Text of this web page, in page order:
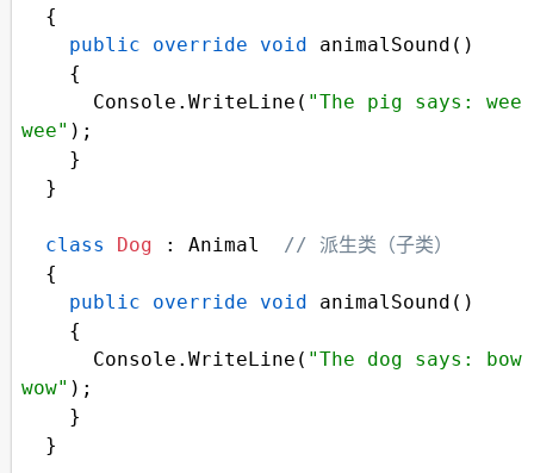
  {
public
override void animalSound ()
{
Console . WriteLine ( "The pig says: wee
wee" );
}
  }
class Dog : Animal
  {
public
override void animalSound ()
{
Console . WriteLine ( "The dog says: bow
wow" );
}
  }